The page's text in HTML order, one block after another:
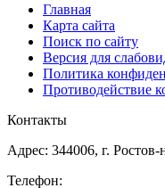
Главная
Карта сайта
Поиск по сайту
Версия для
Политика
Противодействие
Контакты
Адрес: 344006, г.
Телефон: